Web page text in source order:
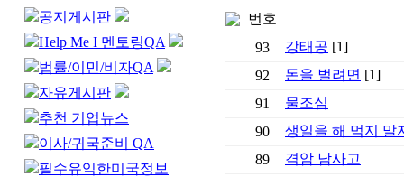
공지게시판
Help Me I 멘토링QA
법률/이민/비자QA
자유게시판
추천 기업뉴스
이사/귀국준비 QA
필수유익한미국정보
번호
93
강태공 [1]
92
돈을 벌려면 [1]
91
물조심
90
생일을 해 먹지 말
89
격암 남사고